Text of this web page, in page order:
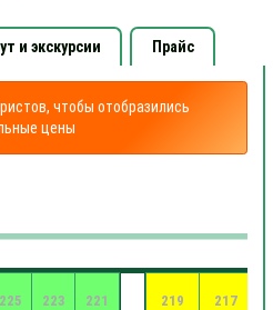
и экскурсии Прайс
чтобы отобразились
цены
217
219
221
223
225